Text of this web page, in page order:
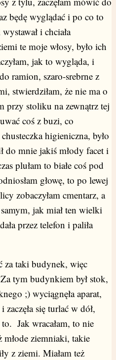
będę wyglądać i po co to
i chciała
te moje włosy, było ich
jak to wygląda, i
ramion, szaro-srebrne z
stwierdziłam, że nie ma o
przy stoliku na zewnątrz tej
coś z buzi, co
higieniczna, było
do mnie jakiś młody facet i
plułam to białe coś pod
głowę, to po lewej
zobaczyłam cmentarz, a
jak miał ten wielki
przez telefon i paliła
za taki budynek, więc
tym budynkiem był stok,
;) wyciągnęła aparat,
zaczęła się turlać w dół,
to. Jak wracałam, to nie
młode ziemniaki, takie
z ziemi. Miałam też